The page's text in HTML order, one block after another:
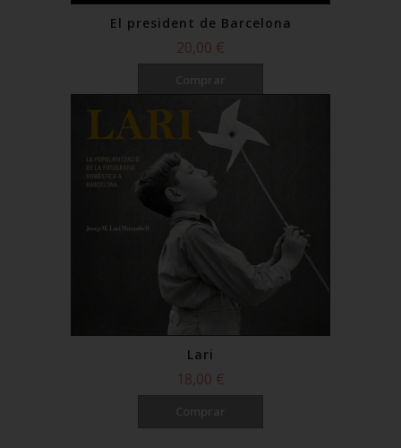
El president de Barcelona
20,00 €
Lari
18,00 €